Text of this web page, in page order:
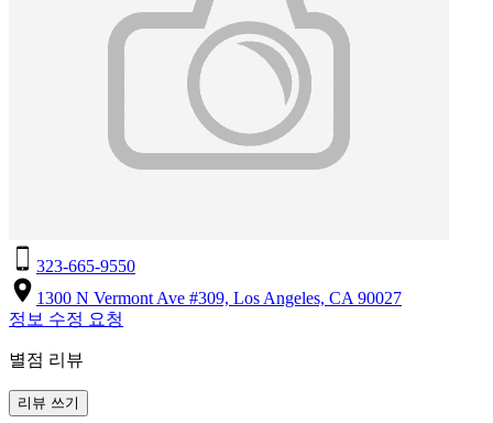
323-665-9550
1300 N Vermont Ave #309, Los Angeles, CA 90027
정보 수정 요청
별점 리뷰
리뷰 쓰기